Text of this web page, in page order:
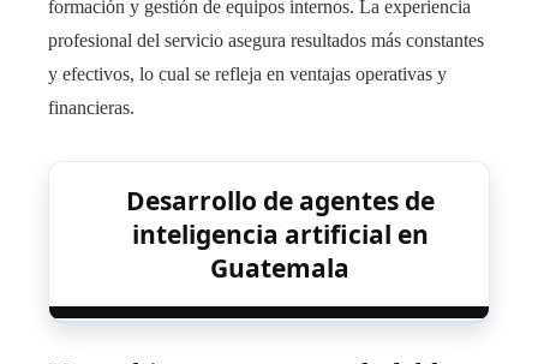
formación y gestión de equipos internos. La experiencia
profesional del servicio asegura resultados más constantes
y efectivos, lo cual se refleja en ventajas operativas y
financieras.
Desarrollo de agentes de
inteligencia artificial en
Guatemala